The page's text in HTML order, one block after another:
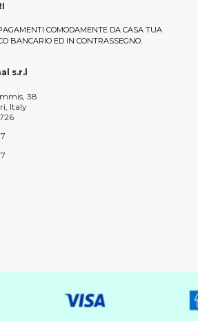
COMODAMENTE DA CASA TUA
BANCARIO ED IN CONTRASSEGNO.
s.r.l
38
Italy